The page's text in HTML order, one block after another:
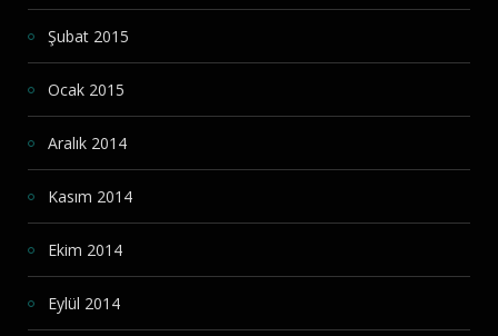
Şubat 2015
Ocak 2015
Aralık 2014
Kasım 2014
Ekim 2014
Eylül 2014